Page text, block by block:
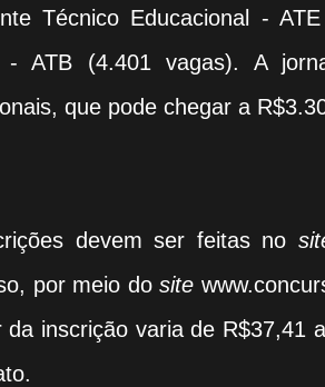
Técnico Educacional -
- ATB (4.401 vagas). A
que pode chegar a
devem ser feitas no
por meio dosite
da inscrição varia de R$37,41